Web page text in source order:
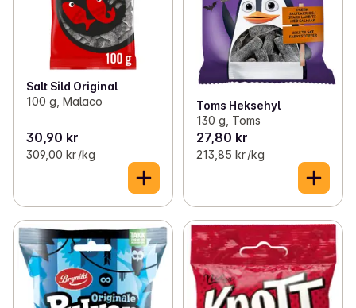
Salt Sild Original
100 g, Malaco
30,90 kr
309,00 kr /kg
Toms Heksehyl
130 g, Toms
27,80 kr
213,85 kr /kg